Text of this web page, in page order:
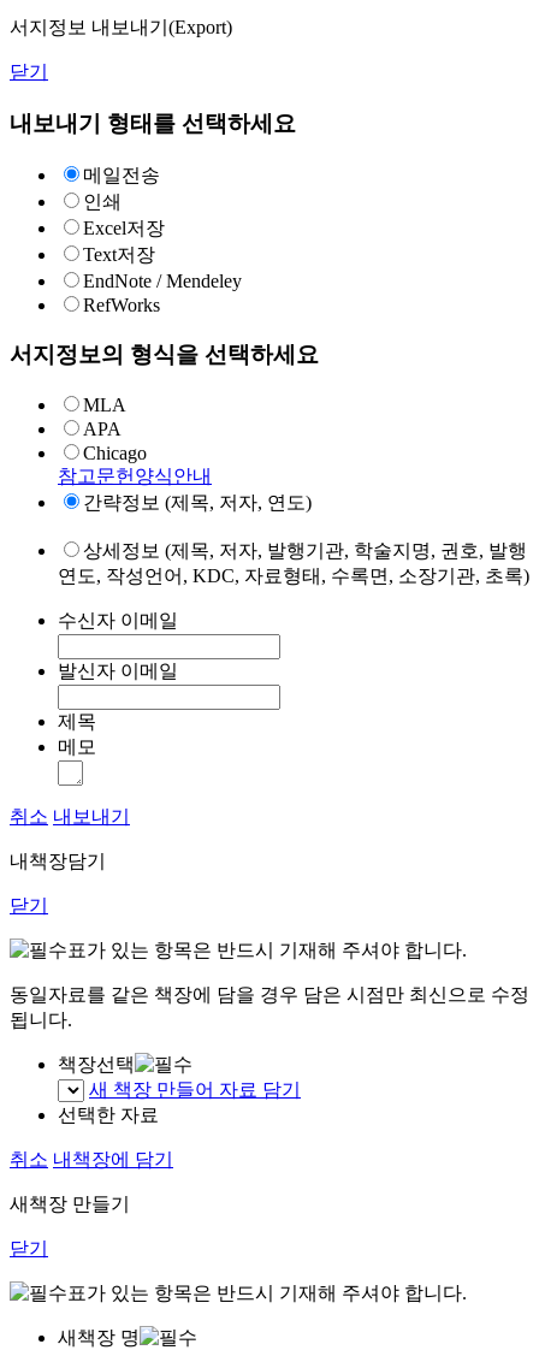
서지정보 내보내기(Export)
닫기
내보내기 형태를 선택하세요
메일전송
인쇄
Excel저장
Text저장
EndNote / Mendeley
RefWorks
서지정보의 형식을 선택하세요
MLA
APA
Chicago
참고문헌양식안내
간략정보 (제목, 저자, 연도)
상세정보 (제목, 저자, 발행기관, 학술지명, 권호, 발행
연도, 작성언어, KDC, 자료형태, 수록면, 소장기관, 초록)
수신자 이메일
발신자 이메일
제목
메모
취소 내보내기
내책장담기
닫기
표가 있는 항목은 반드시 기재해 주셔야 합니다.
동일자료를 같은 책장에 담을 경우 담은 시점만 최신으로 수정
됩니다.
책장선택
새 책장 만들어 자료 담기
선택한 자료
취소 내책장에 담기
새책장 만들기
닫기
표가 있는 항목은 반드시 기재해 주셔야 합니다.
새책장 명